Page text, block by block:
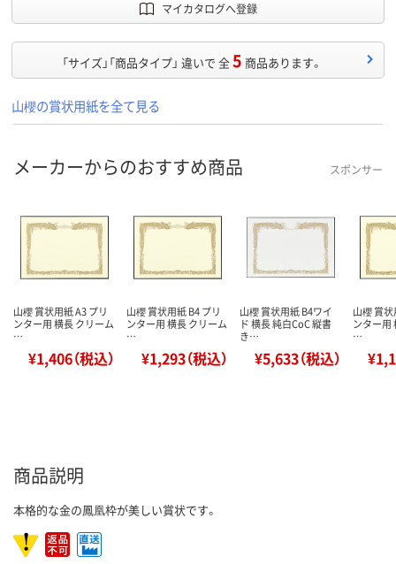
マイカタログへ登録
「サイズ」「商品タイプ」 違いで 全5 商品あります。
山櫻の賞状用紙を全て見る
メーカーからのおすすめ商品 スポンサー
山櫻 賞状用紙 A3 プリ
ンター用 横長 クリーム
…
¥1,406（税込）
山櫻 賞状用紙 B4 プリ
ンター用 横長 クリーム
…
¥1,293（税込）
山櫻 賞状用紙 B4ワイ
ド 横長 純白CoC 縦書
き…
¥5,633（税込）
山櫻 賞
ンター用
…
商品説明
本格的な金の鳳凰枠が美しい賞状です。